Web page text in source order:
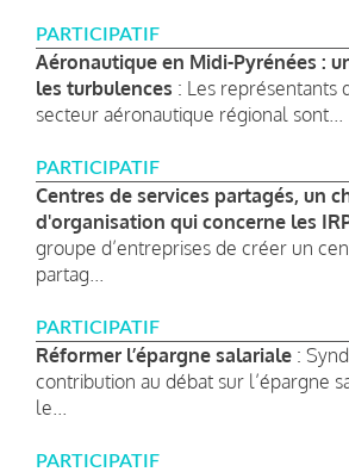
PARTICIPATIF
Aéronautique en Midi-Pyrénées :
les turbulences : Les représentants
secteur aéronautique régional sont...
PARTICIPATIF
Centres de services partagés, un
d'organisation qui concerne les
groupe d’entreprises de créer un
partag...
PARTICIPATIF
Réformer l’épargne salariale :
contribution au débat sur l’épargne
le...
PARTICIPATIF